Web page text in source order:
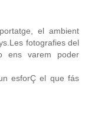
el ambient
fotografies del
ens varem poder
esforÇ el que fás